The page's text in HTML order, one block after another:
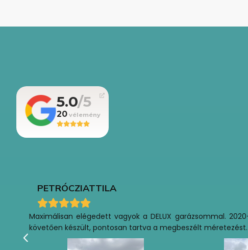
5.0
20
PETRÓCZIATTILA
Maximálisan elégedett vagyok a DELUX garázsommal.
követően készült, pontosan tartva a megbeszélt